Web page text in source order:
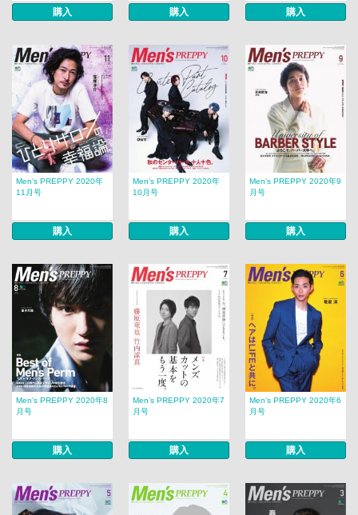
購入 購入 購入
Men’s PREPPY 2020年
11月号
購入
Men’s PREPPY 2020年
10月号
購入
Men’s PREPPY 2020年9
月号
購入
Men’s PREPPY 2020年8
月号
購入
Men’s PREPPY 2020年7
月号
購入
Men’s PREPPY 2020年6
月号
購入